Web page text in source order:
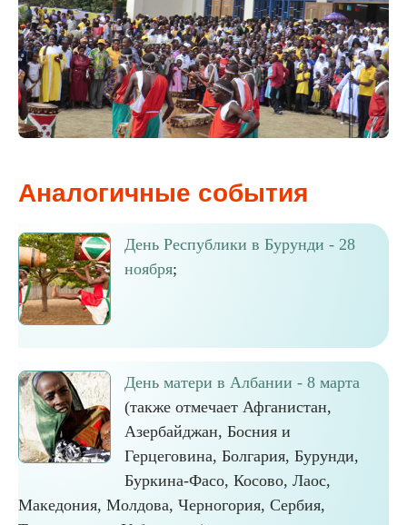
Аналогичные события
День Республики в Бурунди - 28
ноября;
День матери в Албании - 8 марта
(также отмечает Афганистан,
Азербайджан, Босния и
Герцеговина, Болгария, Бурунди,
Буркина-Фасо, Косово, Лаос,
Македония, Молдова, Черногория, Сербия,